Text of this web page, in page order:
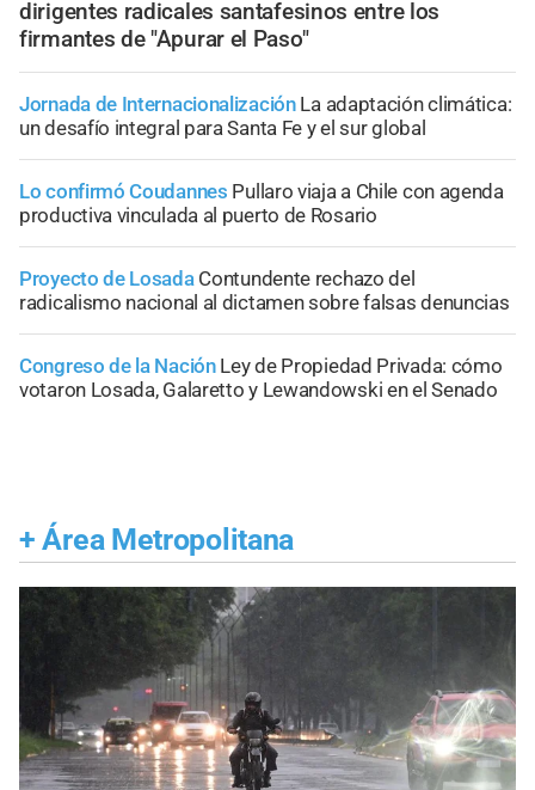
dirigentes radicales santafesinos entre los
firmantes de "Apurar el Paso"
Jornada de Internacionalización La adaptación climática:
un desafío integral para Santa Fe y el sur global
Lo confirmó Coudannes Pullaro viaja a Chile con agenda
productiva vinculada al puerto de Rosario
Proyecto de Losada Contundente rechazo del
radicalismo nacional al dictamen sobre falsas denuncias
Congreso de la Nación Ley de Propiedad Privada: cómo
votaron Losada, Galaretto y Lewandowski en el Senado
+ Área Metropolitana